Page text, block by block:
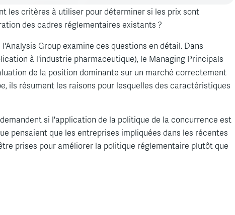
les critères à utiliser pour déterminer si les prix sont
des cadres réglementaires existants ?
Group examine ces questions en détail. Dans
à l'industrie pharmaceutique), le Managing Principals
de la position dominante sur un marché correctement
ils résument les raisons pour lesquelles des caractéristiques
si l'application de la politique de la concurrence est
pensaient que les entreprises impliquées dans les récentes
prises pour améliorer la politique réglementaire plutôt que